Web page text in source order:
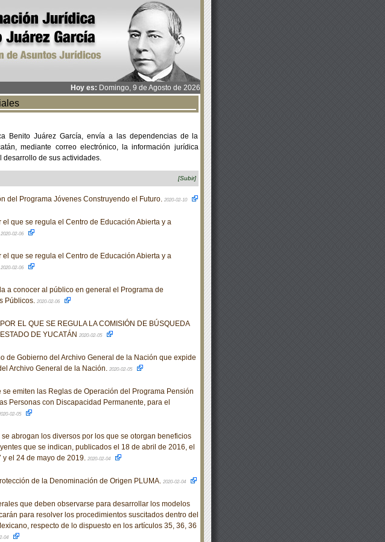
Hoy es: Domingo, 9 de Agosto de 2026
Benito Juárez García, envía a las dependencias de la
mediante correo electrónico, la información jurídica
desarrollo de sus actividades.
[Subir]
del Programa Jóvenes Construyendo el Futuro. 2020-02-10
el que se regula el Centro de Educación Abierta y a
2020-02-06
el que se regula el Centro de Educación Abierta y a
2020-02-06
a conocer al público en general el Programa de
Públicos. 2020-02-06
EL QUE SE REGULA LA COMISIÓN DE BÚSQUEDA
DE YUCATÁN 2020-02-05
de Gobierno del Archivo General de la Nación que expide
Archivo General de la Nación. 2020-02-05
se emiten las Reglas de Operación del Programa Pensión
Personas con Discapacidad Permanente, para el
02-05
se abrogan los diversos por los que se otorgan beneficios
que se indican, publicados el 18 de abril de 2016, el
y el 24 de mayo de 2019. 2020-02-04
de la Denominación de Origen PLUMA. 2020-02-04
que deben observarse para desarrollar los modelos
para resolver los procedimientos suscitados dentro del
respecto de lo dispuesto en los artículos 35, 36, 36
04